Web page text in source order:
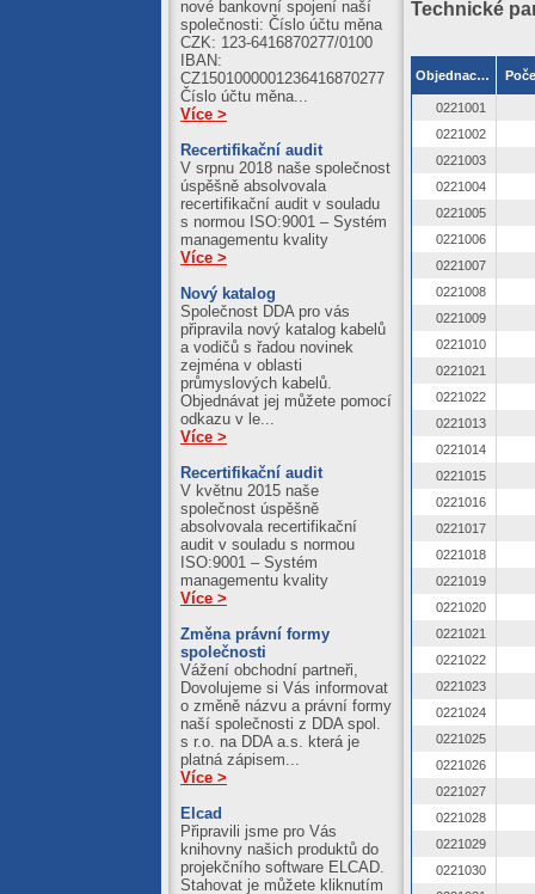
Technické
Objednací číslo
0221001
0221002
0221003
0221004
0221005
0221006
0221007
0221008
0221009
0221010
0221021
0221022
0221013
0221014
0221015
0221016
0221017
0221018
0221019
0221020
0221021
0221022
0221023
0221024
0221025
0221026
0221027
0221028
0221029
0221030
nové bankovní spojení naší
společnosti: Číslo účtu měna
CZK: 123-6416870277/0100
IBAN:
CZ1501000001236416870277
Číslo účtu měna...
Více >
Recertifikační audit
V srpnu 2018 naše společnost
úspěšně absolvovala
recertifikační audit v souladu
s normou ISO:9001 – Systém
managementu kvality
Více >
Nový katalog
Společnost DDA pro vás
připravila nový katalog kabelů
a vodičů s řadou novinek
zejména v oblasti
průmyslových kabelů.
Objednávat jej můžete pomocí
odkazu v le...
Více >
Recertifikační audit
V květnu 2015 naše
společnost úspěšně
absolvovala recertifikační
audit v souladu s normou
ISO:9001 – Systém
managementu kvality
Více >
Změna právní formy
společnosti
Vážení obchodní partneři,
Dovolujeme si Vás informovat
o změně názvu a právní formy
naší společnosti z DDA spol.
s r.o. na DDA a.s. která je
platná zápisem...
Více >
Elcad
Připravili jsme pro Vás
knihovny našich produktů do
projekčního software ELCAD.
Stahovat je můžete kliknutím